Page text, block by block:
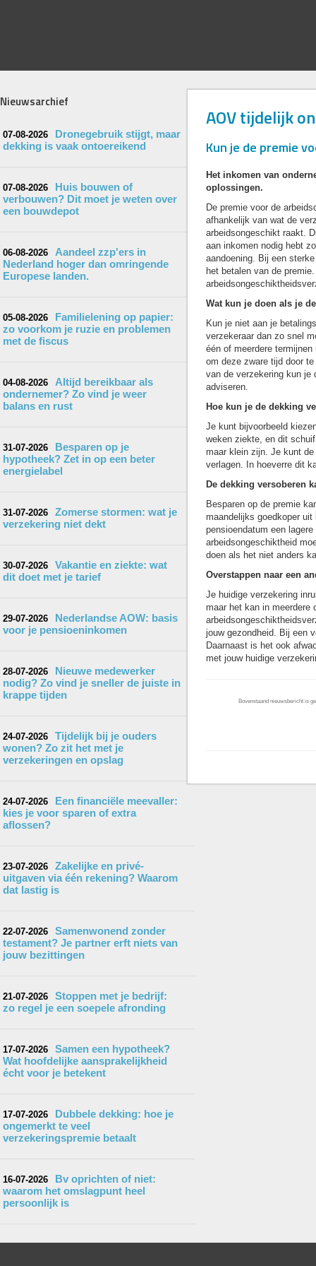
Nieuwsarchief
07-08-2026
Dronegebruik stijgt, maar
dekking is vaak ontoereikend
07-08-2026
Huis bouwen of
verbouwen? Dit moet je weten over
een bouwdepot
06-08-2026
Aandeel zzp'ers in
Nederland hoger dan omringende
Europese landen.
05-08-2026
Familielening op papier:
zo voorkom je ruzie en problemen
met de fiscus
04-08-2026
Altijd bereikbaar als
ondernemer? Zo vind je weer
balans en rust
31-07-2026
Besparen op je
hypotheek? Zet in op een beter
energielabel
31-07-2026
Zomerse stormen: wat je
verzekering niet dekt
30-07-2026
Vakantie en ziekte: wat
dit doet met je tarief
29-07-2026
Nederlandse AOW: basis
voor je pensioeninkomen
28-07-2026
Nieuwe medewerker
nodig? Zo vind je sneller de juiste in
krappe tijden
24-07-2026
Tijdelijk bij je ouders
wonen? Zo zit het met je
verzekeringen en opslag
24-07-2026
Een financiële meevaller:
kies je voor sparen of extra
aflossen?
23-07-2026
Zakelijke en privé-
uitgaven via één rekening? Waarom
dat lastig is
22-07-2026
Samenwonend zonder
testament? Je partner erft niets van
jouw bezittingen
21-07-2026
Stoppen met je bedrijf:
zo regel je een soepele afronding
17-07-2026
Samen een hypotheek?
Wat hoofdelijke aansprakelijkheid
écht voor je betekent
17-07-2026
Dubbele dekking: hoe je
ongemerkt te veel
verzekeringspremie betaalt
16-07-2026
Bv oprichten of niet:
waarom het omslagpunt heel
persoonlijk is
AOV tijdelijk
Kun je de premie
Het inkomen van
oplossingen.
De premie voor de
afhankelijk van wat de
arbeidsongeschikt raakt.
aan inkomen nodig hebt
aandoening. Bij een
het betalen van de
Wat kun je doen als je
Kun je niet aan je
verzekeraar dan zo snel
één of meerdere
om deze zware tijd door
van de verzekering kun je
adviseren.
Hoe kun je de dekking
Je kunt bijvoorbeeld
weken ziekte, en dit
maar klein zijn. Je kunt
verlagen. In hoeverre dit
De dekking versoberen
Besparen op de premie
maandelijks goedkoper
pensioendatum een
arbeidsongeschiktheid
doen als het niet anders
Overstappen naar een
Je huidige verzekering
maar het kan in meerdere
jouw gezondheid. Bij een
Daarnaast is het ook
met jouw huidige
Bovenstaand nieuwsbericht is